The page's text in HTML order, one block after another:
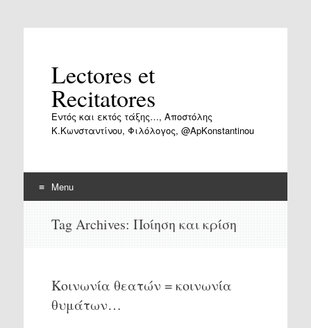
Lectores et
Recitatores
Εντός και εκτός τάξης…, Αποστόλης
Κ.Κωνσταντίνου, Φιλόλογος, @ApKonstantinou
Menu
Tag Archives: Ποίηση και κρίση
Κοινωνία θεατών = κοινωνία
θυμάτων…